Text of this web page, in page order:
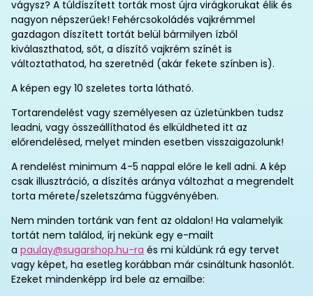
vágysz? A túldíszített torták most újra virágkorukat élik és
nagyon népszerűek! Fehércsokoládés vajkrémmel
gazdagon díszített tortát belül bármilyen ízből
kiválaszthatod, sőt, a díszítő vajkrém színét is
változtathatod, ha szeretnéd (akár fekete színben is).
A képen egy 10 szeletes torta látható.
Tortarendelést vagy személyesen az üzletünkben tudsz
leadni, vagy összeállíthatod és elküldheted itt az
előrendelésed, melyet minden esetben visszaigazolunk!
A rendelést minimum 4-5 nappal előre le kell adni. A kép
csak illusztráció, a díszítés aránya változhat a megrendelt
torta mérete/szeletszáma függvényében.
Nem minden tortánk van fent az oldalon! Ha valamelyik
tortát nem találod, írj nekünk egy e-mailt
a paulay@sugarshop.hu-ra és mi küldünk rá egy tervet
vagy képet, ha esetleg korábban már csináltunk hasonlót.
Ezeket mindenképp írd bele az emailbe: